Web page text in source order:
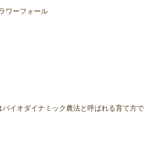
ワーフォール
バイオダイナミック農法と呼ばれる育て方で